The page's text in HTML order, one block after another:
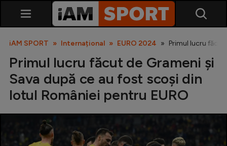
SuperLiga
iAM SPORT Internațional EURO 2024 Primul lucru făcut
Primul lucru făcut de Grameni și
Sava după ce au fost scoși din
lotul României pentru EURO